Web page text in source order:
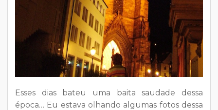
Esses dias bateu uma baita saudade dessa
época… Eu estava olhando algumas fotos dessa